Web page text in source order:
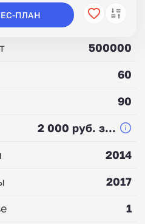
ПЛАН
500000
60
90
2 000 руб. з...
2014
2017
1